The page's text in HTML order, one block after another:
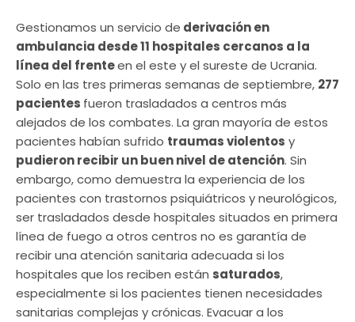
Gestionamos un servicio de derivación en
ambulancia desde 11 hospitales cercanos a la
línea del frenteen el este y el sureste de Ucrania.
Solo en las tres primeras semanas de septiembre, 277
pacientes fueron trasladados a centros más
alejados de los combates. La gran mayoría de estos
pacientes habían sufrido traumas violentos y
pudieron recibir un buen nivel de atención. Sin
embargo, como demuestra la experiencia de los
pacientes con trastornos psiquiátricos y neurológicos,
ser trasladados desde hospitales situados en primera
línea de fuego a otros centros no es garantía de
recibir una atención sanitaria adecuada si los
hospitales que los reciben están saturados,
especialmente si los pacientes tienen necesidades
sanitarias complejas y crónicas. Evacuar a los